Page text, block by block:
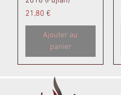
Prix
21,80 €
Ajouter au
panier